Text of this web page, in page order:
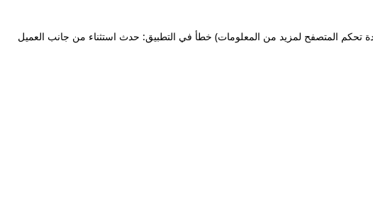
خطأ في التطبيق: حدث استثناء من جانب العميل تحكم المتصفح لمزيد من المعلومات)